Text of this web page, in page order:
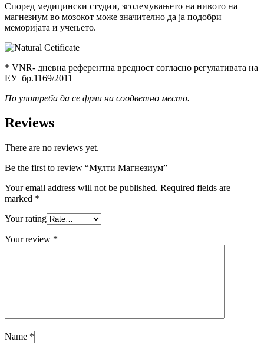
Според медицински студии, зголемувањето на нивото на
магнезиум во мозокот може значително да ја подобри
меморијата и учењето.
* VNR- дневна референтна вредност согласно регулативата на
ЕУ бр.1169/2011
По употреба да се фрли на соодветно место.
Reviews
There are no reviews yet.
Be the first to review “Мулти Магнезиум”
Your email address will not be published. Required fields are
marked *
Your rating
Your review *
Name *